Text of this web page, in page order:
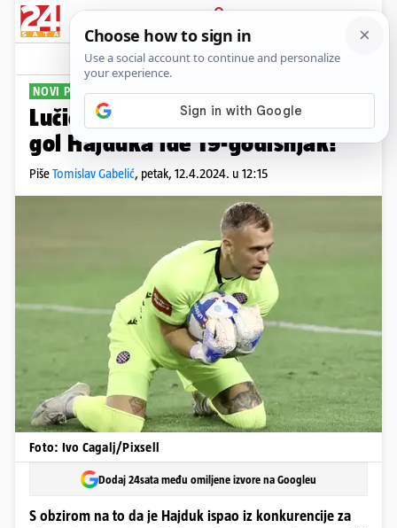
PRIJAVA
Sport Komentari
NOVI PROBLEMI
Lučić otišao na operaciju, a na
gol Hajduka ide 19-godišnjak!
PišeTomislav Gabelić, petak, 12.4.2024. u 12:15
Foto: Ivo Cagalj/Pixsell
Dodaj 24sata među omiljene izvore na Googleu
S obzirom na to da je Hajduk ispao iz konkurencije za